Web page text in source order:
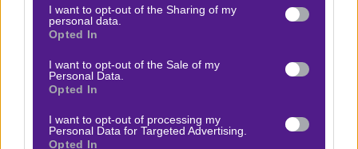
not limited to your visit or usage behaviour. You may click to
grant or deny consent to Google and its third-party tags to
use your data for below specified purposes in below Google
consent section.
I want to opt-out of the Sharing of my
personal data.
Opted In
I want to opt-out of the Sale of my
Personal Data.
Opted In
I want to opt-out of processing my
Personal Data for Targeted Advertising.
Opted In
σετ αποδόσεων είναι 3.20-3.40-2.25. Αν η Θέλτα δείξει
το πρόσωπο που είχε στα τελευταία παιχνίδια και δεν
αποτέλεσμα και -γιατί όχι- να νικήσει τη Ρεάλ μετά από
πολλά χρόνια στο Βίγκο. Όπως έκανε στο παιχνίδι του
πρώτου γύρου στη Μαδρίτη, όταν και επικράτησε με
μεγάλο πρωταγωνιστή τον Σουηδό Σβέντμπεργκ.